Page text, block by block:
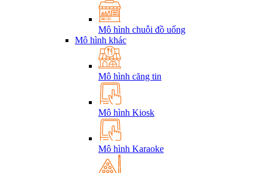
Mô hình chuỗi đồ uống
Mô hình khác
Mô hình căng tin
Mô hình Kiosk
Mô hình Karaoke